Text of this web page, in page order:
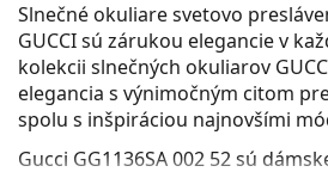
Slnečné okuliare svetovo
GUCCI sú zárukou elegancie v
kolekcii slnečných okuliarov
elegancia s výnimočným citom
spolu s inšpiráciou najnovšími
Gucci GG1136SA 002 52sú